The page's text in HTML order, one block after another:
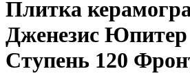
Плитка
Дженезис
Ступень 120